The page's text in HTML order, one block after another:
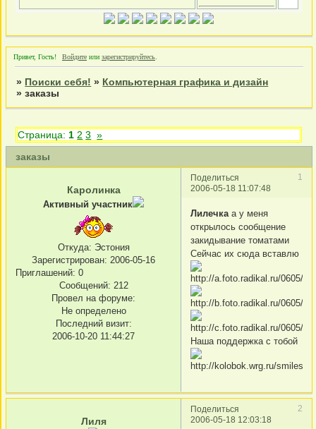
Привет, Гость! Войдите или зарегистрируйтесь
» Поиски себя! » Компьютерная графика и дизайн
»заказы
заказы
Страница: 1 2 3 »
Поделиться
1
2006-05-18 11:07:48
Каролинка
Активный участник
Откуда: Эстония
Зарегистрирован: 2006-05-16
Приглашений: 0
Сообщений: 212
Провел на форуме:
Не определено
Последний визит:
2006-10-20 11:44:27
Лилечка а у меня
открылось сообщение
закидывание томатами
Сейчас их сюда вставлю
Наша поддержка с тобой
Поделиться
2
2006-05-18 12:03:18
Лиля